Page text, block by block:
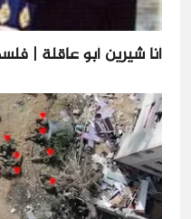
أنا شيرين أبو عاقلة |